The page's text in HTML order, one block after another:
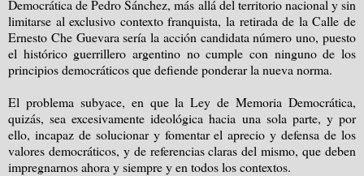
Democrática de Pedro Sánchez, más allá del territorio nacional y sin
limitarse al exclusivo contexto franquista, la retirada de la Calle de
Ernesto Che Guevara sería la acción candidata número uno, puesto
el histórico guerrillero argentino no cumple con ninguno de los
principios democráticos que defiende ponderar la nueva norma.
El problema subyace, en que la Ley de Memoria Democrática,
quizás, sea excesivamente ideológica hacia una sola parte, y por
ello, incapaz de solucionar y fomentar el aprecio y defensa de los
valores democráticos, y de referencias claras del mismo, que deben
impregnarnos ahora y siempre y en todos los contextos.